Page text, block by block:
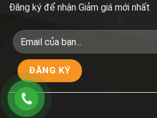
Đăng ký để nhận Giảm giá mới nhất